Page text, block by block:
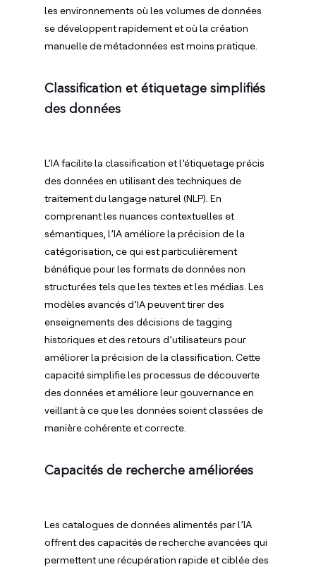
les environnements où les volumes de données
se développent rapidement et où la création
manuelle de métadonnées est moins pratique.
Classification et étiquetage simplifiés
des données
L’IA facilite la classification et l’étiquetage précis
des données en utilisant des techniques de
traitement du langage naturel (NLP). En
comprenant les nuances contextuelles et
sémantiques, l’IA améliore la précision de la
catégorisation, ce qui est particulièrement
bénéfique pour les formats de données non
structurées tels que les textes et les médias. Les
modèles avancés d’IA peuvent tirer des
enseignements des décisions de tagging
historiques et des retours d’utilisateurs pour
améliorer la précision de la classification. Cette
capacité simplifie les processus de découverte
des données et améliore leur gouvernance en
veillant à ce que les données soient classées de
manière cohérente et correcte.
Capacités de recherche améliorées
Les catalogues de données alimentés par l’IA
offrent des capacités de recherche avancées qui
permettent une récupération rapide et ciblée des